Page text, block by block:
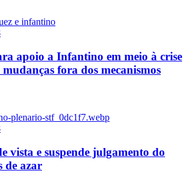
apoio a Infantino em meio à crise
fora dos mecanismos
vista e suspende julgamento do
de azar